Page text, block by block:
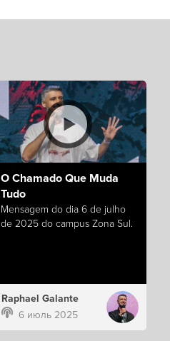
O Chamado Que Muda
Tudo
Mensagem do dia 6 de julho
de 2025 do campus Zona Sul.
Raphael Galante
6 июль 2025